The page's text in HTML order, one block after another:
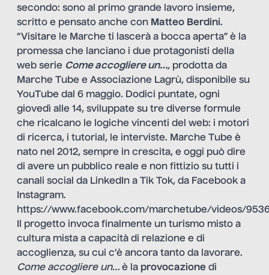
secondo: sono al primo grande lavoro insieme,
scritto e pensato anche con Matteo Berdini.
“Visitare le Marche ti lascerà a bocca aperta” è la
promessa che lanciano i due protagonisti della
web serie Come accogliere un…, prodotta da
Marche Tube e Associazione Lagrù, disponibile su
YouTube dal 6 maggio. Dodici puntate, ogni
giovedì alle 14, sviluppate su tre diverse formule
che ricalcano le logiche vincenti del web: i motori
di ricerca, i tutorial, le interviste. Marche Tube è
nato nel 2012, sempre in crescita, e oggi può dire
di avere un pubblico reale e non fittizio su tutti i
canali social da LinkedIn a Tik Tok, da Facebook a
Instagram.
https://www.facebook.com/marchetube/videos/
Il progetto invoca finalmente un turismo misto a
cultura mista a capacità di relazione e di
accoglienza, su cui c’è ancora tanto da lavorare.
Come accogliere un… è la provocazione di